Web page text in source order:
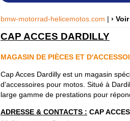
bmw-motorrad-helicemotos.com | ›
CAP ACCES DARDILLY
MAGASIN DE PIÈCES ET
Cap Acces Dardilly est un magasin
d'accessoires pour motos. Situé à
large gamme de prestations pour
ADRESSE & CONTACTS : CAP